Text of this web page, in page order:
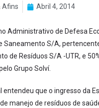
Afins Abril 4, 2014
Administrativo de Defesa
Saneamento S/A,
de Resíduos S/A -UTR, e
Grupo Solví.
entendeu que o ingresso da
manejo de resíduos de